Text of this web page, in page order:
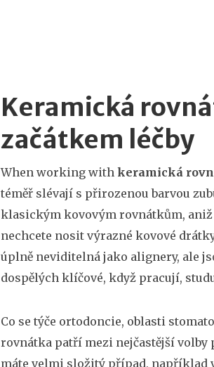
Keramická
začátkem léčby
When working with keramická
téměř slévají s přirozenou barvou
klasickým kovovým rovnátkům, aniž
nechcete nosit výrazné kovové
úplně neviditelná jako alignery, ale
dospělých klíčové, když pracují,
Co se týče ortodoncie, oblasti
rovnátka patří mezi nejčastější volby
máte velmi složitý případ, například